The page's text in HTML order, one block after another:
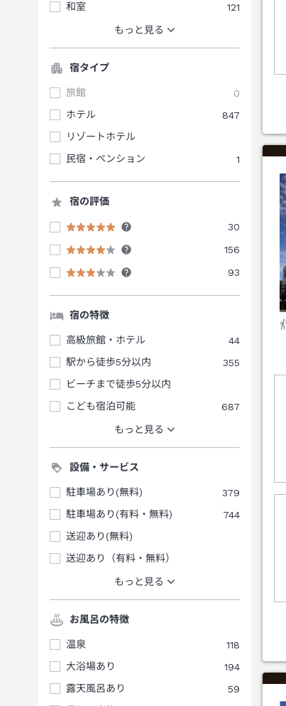
和室
121
もっと見る
宿タイプ
旅館
0
ホテル
847
リゾートホテル
民宿・ペンション
1
宿の評価
30
156
93
宿の特徴
高級旅館・ホテル
44
駅から徒歩5分以内
355
ビーチまで徒歩5分以内
こども宿泊可能
687
もっと見る
設備・サービス
駐車場あり(無料)
379
駐車場あり(有料・無料)
744
送迎あり(無料)
送迎あり（有料・無料）
もっと見る
お風呂の特徴
温泉
118
大浴場あり
194
露天風呂あり
59